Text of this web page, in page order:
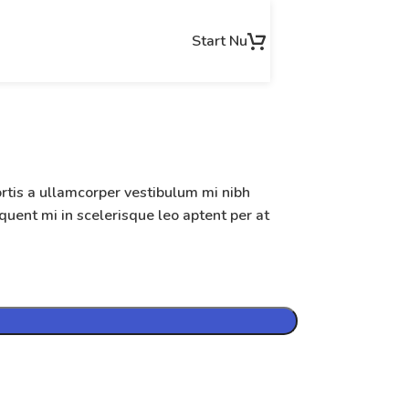
Start Nu
a ullamcorper vestibulum mi nibh
mi in scelerisque leo aptent per at